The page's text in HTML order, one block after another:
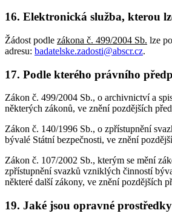
16. Elektronická služba, kterou
Žádost podle zákona č. 499/2004 Sb. lze
adresu: badatelske.zadosti@abscr.cz.
17. Podle kterého právního
Zákon č. 499/2004 Sb., o archivnictví a
některých zákonů, ve znění pozdějších
Zákon č. 140/1996 Sb., o zpřístupnění
bývalé Státní bezpečnosti, ve znění
Zákon č. 107/2002 Sb., kterým se mění
zpřístupnění svazků vzniklých činností
některé další zákony, ve znění pozdějších
19. Jaké jsou opravné